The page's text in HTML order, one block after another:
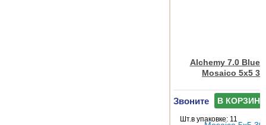
Alchemy 7.0 Blue
Mosaico 5x5
Звоните В КОРЗИНУ
Шт.в упаковке: 11